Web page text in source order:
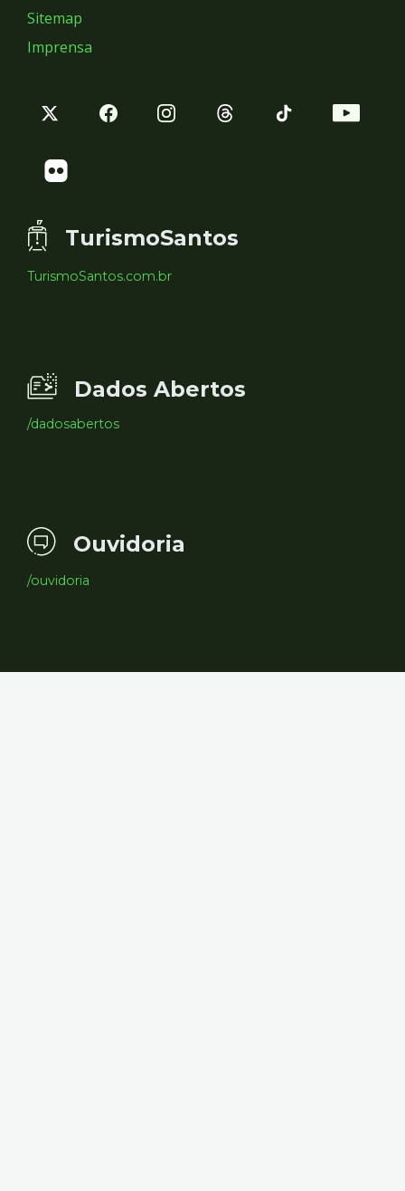
Sitemap
Imprensa
TurismoSantos
TurismoSantos.com.br
Dados Abertos
/dadosabertos
Ouvidoria
/ouvidoria